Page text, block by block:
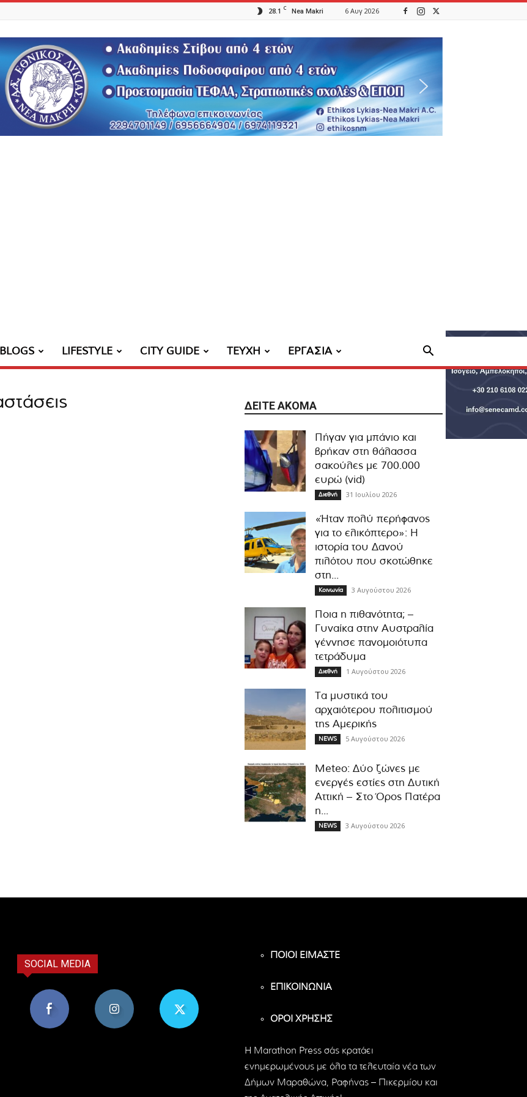
28.1 C Nea Makri 6 Αυγ 2026
BLOGS LIFESTYLE CITY GUIDE ΤΕΥΧΗ ΕΡΓΑΣΙΑ
ΔΕΊΤΕ ΑΚΌΜΑ
Πήγαν για μπάνιο και
βρήκαν στη θάλασσα
σακούλες με 700.000
ευρώ (vid)
Διεθνή 31 Ιουλίου 2026
«Ήταν πολύ περήφανος
για το ελικόπτερο»: Η
ιστορία του Δανού
πιλότου που σκοτώθηκε
στη...
Κοινωνία 3 Αυγούστου 2026
Ποια η πιθανότητα; –
Γυναίκα στην Αυστραλία
γέννησε πανομοιότυπα
τετράδυμα
Διεθνή 1 Αυγούστου 2026
Τα μυστικά του
αρχαιότερου πολιτισμού
της Αμερικής
NEWS 5 Αυγούστου 2026
Meteo: Δύο ζώνες με
ενεργές εστίες στη Δυτική
Αττική – Στο Όρος Πατέρα
η...
NEWS 3 Αυγούστου 2026
SOCIAL MEDIA
ΠΟΙΟΙ ΕΙΜΑΣΤΕ
ΕΠΙΚΟΙΝΩΝΙΑ
ΟΡΟΙ ΧΡΗΣΗΣ
H Marathon Press σάς κρατάει
ενημερωμένους με όλα τα τελευταία νέα των
Δήμων Μαραθώνα, Ραφήνας – Πικερμίου και